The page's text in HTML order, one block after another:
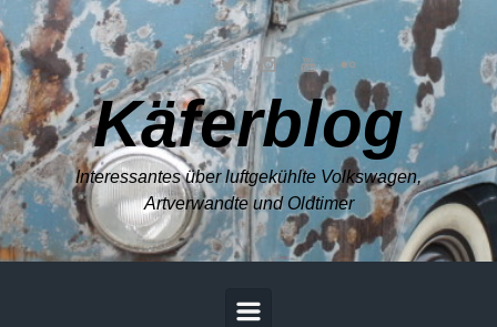
Zum Hauptinhalt springen
Käferblog
Interessantes über luftgekühlte Volkswagen,
Artverwandte und Oldtimer